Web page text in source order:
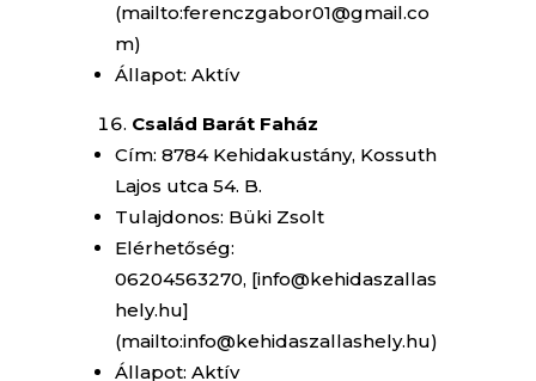
(mailto:ferenczgabor01@gmail.co
m)
Állapot: Aktív
Család Barát Faház
Cím: 8784 Kehidakustány, Kossuth
Lajos utca 54. B.
Tulajdonos: Büki Zsolt
Elérhetőség:
06204563270, [info@kehidaszallas
hely.hu]
(mailto:info@kehidaszallashely.hu)
Állapot: Aktív